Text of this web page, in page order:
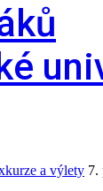
a výlety 7.